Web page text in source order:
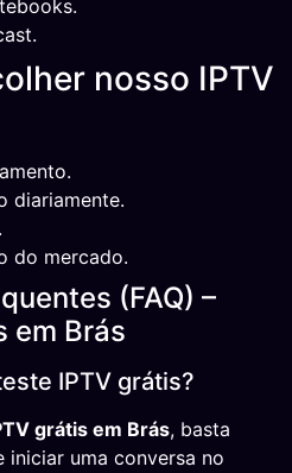
nosso IPTV
diariamente.
do mercado.
(FAQ) –
em Brás
IPTV grátis?
grátis em Brás, basta
uma conversa no